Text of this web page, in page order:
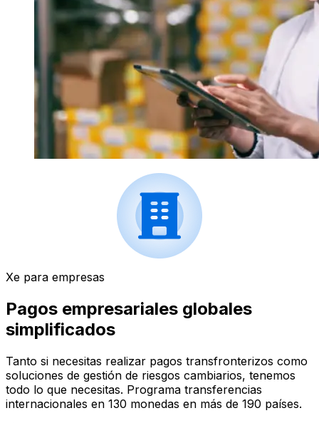
Xe para empresas
Pagos empresariales globales
simplificados
Tanto si necesitas realizar pagos transfronterizos como
soluciones de gestión de riesgos cambiarios, tenemos
todo lo que necesitas. Programa transferencias
internacionales en 130 monedas en más de 190 países.